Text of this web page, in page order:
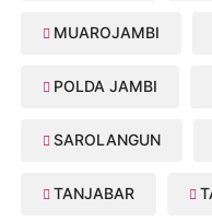
MUAROJAMBI
POLDA JAMBI
SAROLANGUN
TANJABAR